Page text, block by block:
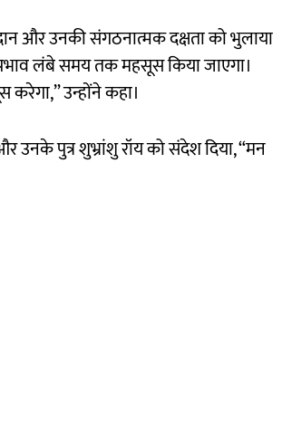
और उनकी संगठनात्मक दक्षता को भुलाया
लंबे समय तक महसूस किया जाएगा।
उन्होंने कहा।
उनके पुत्र शुभ्रांशु रॉय को संदेश दिया, “मन